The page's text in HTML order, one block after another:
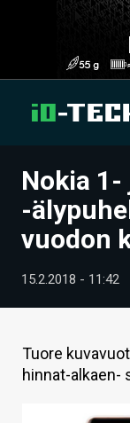
UUTISET
ARTIKKELIT
VIDEOT
TECHBBS
TIETOA
HINTA.FI
Nokia 1-
-
vuodon
15.2.2018 - 11:42
Tuore
hinnat-alkaen-